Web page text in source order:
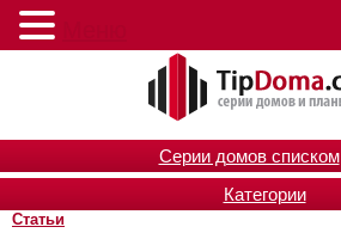
Серии домов списком
Категории
Статьи